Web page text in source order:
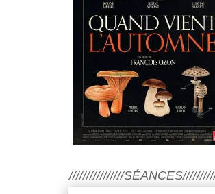
////////////////